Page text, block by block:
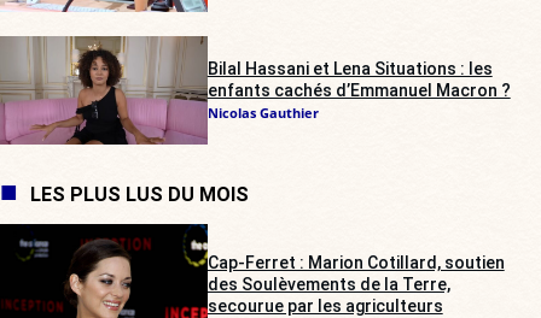
Bilal Hassani et Lena Situations : les
enfants cachés d’Emmanuel Macron ?
Nicolas Gauthier
LES PLUS LUS DU MOIS
Cap-Ferret : Marion Cotillard, soutien
des Soulèvements de la Terre,
secourue par les agriculteurs